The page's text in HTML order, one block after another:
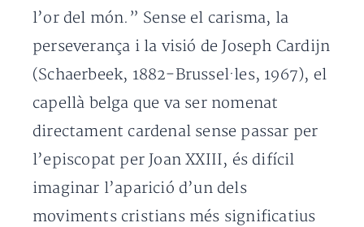
l’or del món.” Sense el carisma, la
perseverança i la visió de Joseph Cardijn
(Schaerbeek, 1882-Brussel·les, 1967), el
capellà belga que va ser nomenat
directament cardenal sense passar per
l’episcopat per Joan XXIII, és difícil
imaginar l’aparició d’un dels
moviments cristians més significatius